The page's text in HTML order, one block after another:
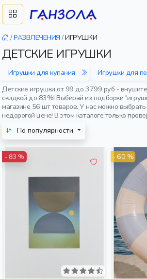
/РАЗВЛЕЧЕНИЯ /ИГРУШКИ
ДЕТСКИЕ ИГРУШКИ
Игрушки для купания Игрушки для
Детские игрушки от 99 до 3799 руб -
скидкой до 83%! Выбирай из подборки
магазине 56 шт товаров. У нас можно
недорогой цене! В этом каталоге только
По популярности
- 83 % - 60 %